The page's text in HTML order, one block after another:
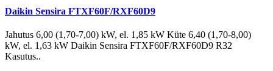
Daikin Sensira FTXF60F/RXF60D9
Jahutus 6,00 (1,70-7,00) kW, el. 1,85 kW Küte 6,40 (1,70-8,00)
kW, el. 1,63 kW Daikin Sensira FTXF60F/RXF60D9 R32
Kasutus..